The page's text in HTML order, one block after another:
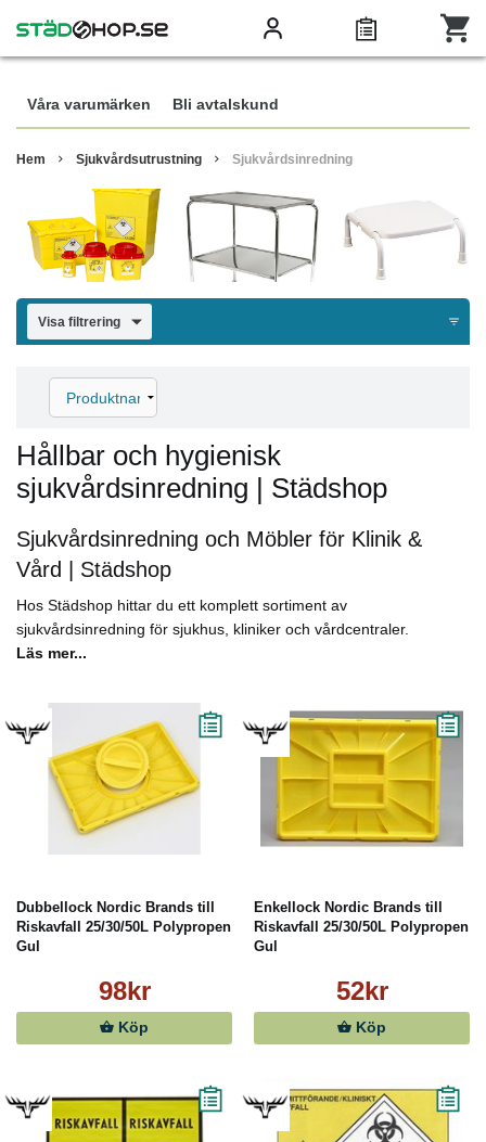
Våra varumärken Bli avtalskund
Hem Sjukvårdsutrustning Sjukvårdsinredning
Visa filtrering
Hållbar och hygienisk
sjukvårdsinredning | Städshop
Sjukvårdsinredning och Möbler för Klinik &
Vård | Städshop
Hos Städshop hittar du ett komplett sortiment av
sjukvårdsinredning för sjukhus, kliniker och vårdcentraler.
Läs mer...
Dubbellock Nordic Brands till
Riskavfall 25/30/50L Polypropen
Gul
98kr
Köp
Enkellock Nordic Brands till
Riskavfall 25/30/50L Polypropen
Gul
52kr
Köp